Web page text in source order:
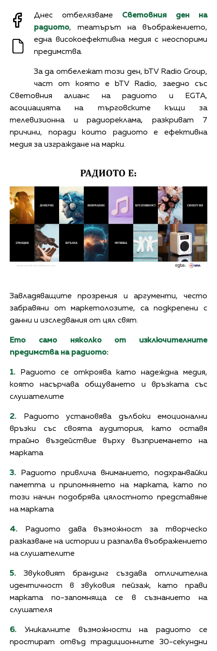
Днес отбелязваме Световния ден на
радиото, театърът на въображението,
една високоефективна медия с неоспорими
предимства.
За да отбележат този ден, bTV Radio Group,
част от която е bTV Radio, заедно със
Световния алианс на радиото и EGTA,
асоциацията на търговските къщи за
телевизионна и радиореклама, разкриват 7
причини, поради които радиото е ефективна
медия за изграждане на марки.
Завладяващите прозрения и аргументи, често
забравяни от маркетолозите, са подкрепени с
данни и изследвания от цял свят.
Ето само няколко от изключителните
предимства на радиото:
1. Радиото се откроява като надеждна медия,
която насърчава общуването и връзката със
слушателите
2. Радиото установява дълбоки емоционални
връзки със своята аудитория, като оставя
трайно въздействие върху възприемането на
марката
3.
Радиото привлича вниманието, подхранвайки
паметта и припомнянето на марката, като по
този начин подобрява цялостното представяне
на марката
4.
Радиото дава възможност за творческо
разказване на истории и разпалва въображението
на слушателите
5. Звуковият брандинг създава отличителна
идентичност в звуковия пейзаж, като прави
марката по-запомняща се в съзнанието на
слушателя
6. Уникалните възможности на радиото се
простират отвъд традиционните 30-секундни